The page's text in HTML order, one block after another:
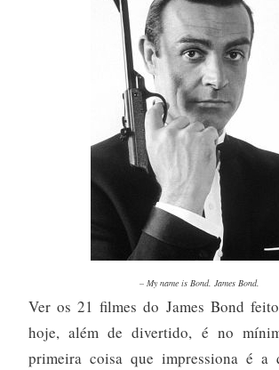
– My name is Bond. James Bond.
Ver os 21 filmes do James Bond
hoje, além de divertido, é no
primeira coisa que impressiona é a